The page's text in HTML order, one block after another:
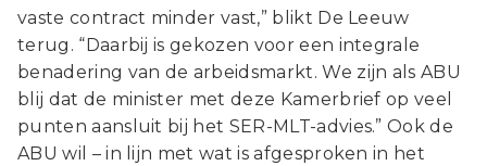
vaste contract minder vast,” blikt De Leeuw
terug. “Daarbij is gekozen voor een integrale
benadering van de arbeidsmarkt. We zijn als ABU
blij dat de minister met deze Kamerbrief op veel
punten aansluit bij het SER-MLT-advies.” Ook de
ABU wil – in lijn met wat is afgesproken in het